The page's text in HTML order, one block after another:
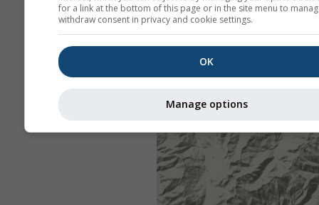
for a link at the bottom of this page or in the site menu to
withdraw consent in privacy and cookie settings.
OK
Manage options